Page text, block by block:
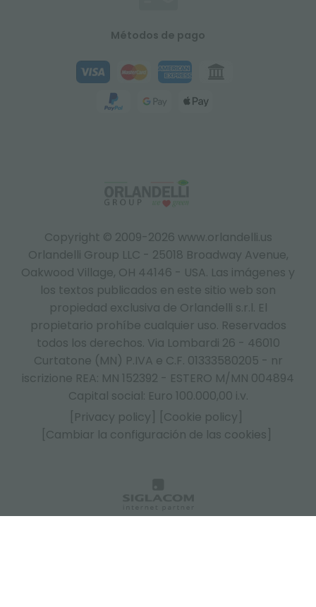
Copyright © 2009-2026 www.orlandelli.us
Orlandelli Group LLC - 25018 Broadway Avenue,
Oakwood Village, OH 44146 - USA. Las imágenes y
los textos publicados en este sitio web son
propiedad exclusiva de Orlandelli s.r.l. El
propietario prohíbe cualquier uso. Reservados
todos los derechos. Via Lombardi 26 - 46010
Curtatone (MN) P.IVA e C.F. 01333580205 - nr
iscrizione REA: MN 152392 - ESTERO M/MN 004894
Capital social: Euro 100.000,00 i.v.
[Privacy policy]
[Cookie policy]
[Cambiar la configuración de las cookies]
Métodos de pago